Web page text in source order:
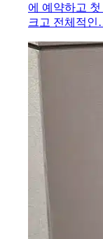
에 예약하고
크고 전체적